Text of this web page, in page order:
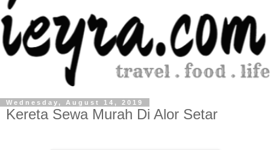
Wednesday, August 14, 2019
Kereta Sewa Murah Di Alor Setar